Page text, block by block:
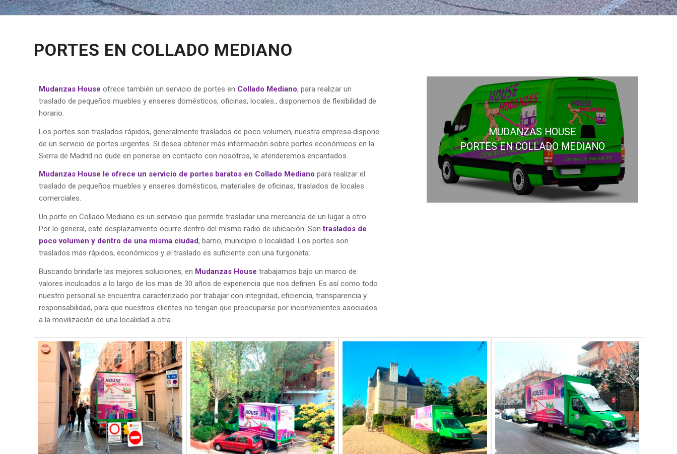
PORTES EN COLLADO MEDIANO
Mudanzas House ofrece también un servicio de portes en Collado Mediano, para realizar un
traslado de pequeños muebles y enseres domésticos, oficinas, locales., disponemos de flexibilidad de
horario.
Los portes son traslados rápidos, generalmente traslados de poco volumen, nuestra empresa dispone
de un servicio de portes urgentes. Si desea obtener más información sobre portes económicos en la
Sierra de Madrid no dude en ponerse en contacto con nosotros, le atenderemos encantados.
Mudanzas House le ofrece un servicio de portes baratos en Collado Mediano para realizar el
traslado de pequeños muebles y enseres domésticos, materiales de oficinas, traslados de locales
comerciales.
Un porte en Collado Mediano es un servicio que permite trasladar una mercancía de un lugar a otro.
Por lo general, este desplazamiento ocurre dentro del mismo radio de ubicación. Sontraslados de
poco volumen y dentro de una misma ciudad, barrio, municipio o localidad. Los portes son
traslados más rápidos, económicos y el traslado es suficiente con una furgoneta.
Buscando brindarle las mejores soluciones, en Mudanzas House trabajamos bajo un marco de
valores inculcados a lo largo de los mas de 30 años de experiencia que nos definen. Es así como todo
nuestro personal se encuentra caracterizado por trabajar con integridad, eficiencia, transparencia y
responsabilidad, para que nuestros clientes no tengan que preocuparse por inconvenientes asociados
a la movilización de una localidad a otra.
MUDANZAS HOUSE
PORTES EN COLLADO MEDIANO